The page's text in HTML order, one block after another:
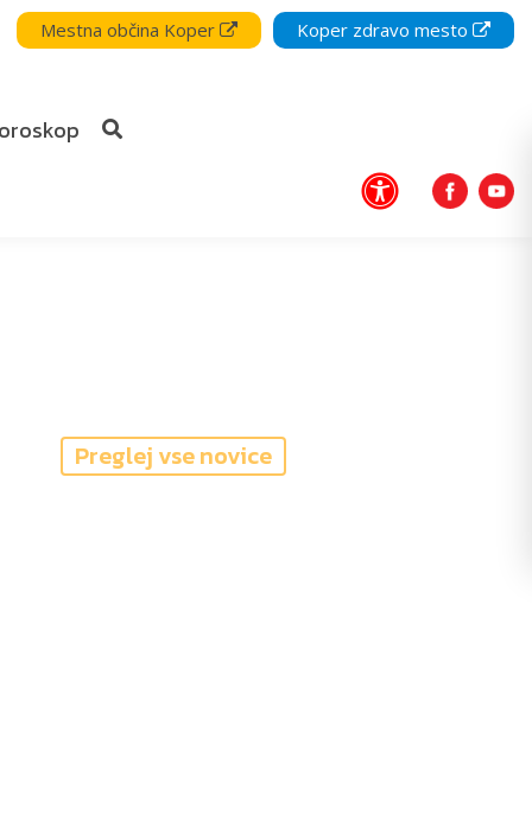
Mestna občina Koper Koper zdravo mesto
Preglej vse novice